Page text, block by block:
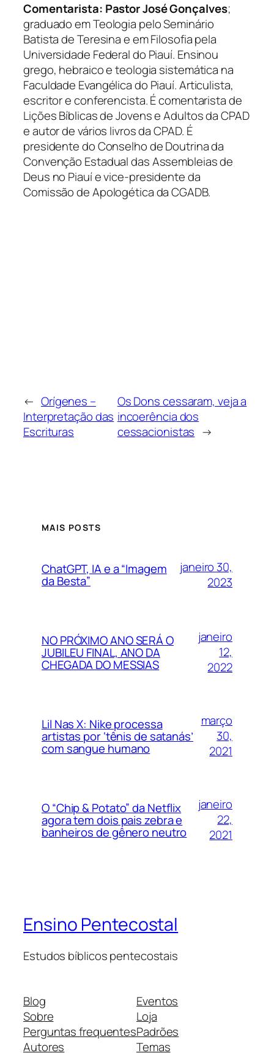
Comentarista: Pastor José Gonçalves;
graduado em Teologia pelo Seminário
Batista de Teresina e em Filosofia pela
Universidade Federal do Piauí. Ensinou
grego, hebraico e teologia sistemática na
Faculdade Evangélica do Piauí. Articulista,
escritor e conferencista. É comentarista de
Lições Bíblicas de Jovens e Adultos da CPAD
e autor de vários livros da CPAD. É
presidente do Conselho de Doutrina da
Convenção Estadual das Assembleias de
Deus no Piauí e vice-presidente da
Comissão de Apologética da CGADB.
← Orígenes –
Interpretação das
Escrituras
Os Dons cessaram, veja a
incoerência dos
cessacionistas →
MAIS POSTS
ChatGPT, IA e a “Imagem
da Besta”
janeiro 30,
2023
NO PRÓXIMO ANO SERÁ O
JUBILEU FINAL, ANO DA
CHEGADA DO MESSIAS
janeiro
12,
2022
Lil Nas X: Nike processa
artistas por ‘tênis de satanás’
com sangue humano
março
30,
2021
O “Chip & Potato” da Netflix
agora tem dois pais zebra e
banheiros de gênero neutro
janeiro
22,
2021
Ensino Pentecostal
Estudos bíblicos pentecostais
Blog
Sobre
Perguntas frequentes
Autores
Eventos
Loja
Padrões
Temas